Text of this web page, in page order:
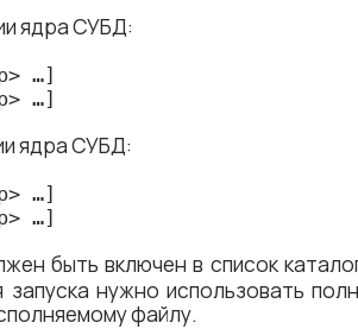
ядра СУБД:
…]
…]
ядра СУБД:
…]
…]
быть включен в список
запуска нужно использовать
файлу.